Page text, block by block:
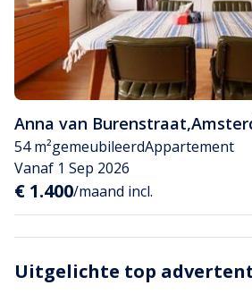
Anna van Burenstraat,
54 m²gemeubileerdAppartement
Vanaf 1 Sep 2026
€ 1.400/maand incl.
Uitgelichte top